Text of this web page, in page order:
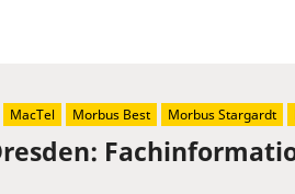
MacTel Morbus Best Morbus Stargardt